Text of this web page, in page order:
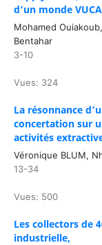
d’un monde VUCA
Mohamed
Bentahar
3-10
Vues: 324
La résonnance
concertation sur
activités
Véronique BLUM,
13-34
Vues: 500
Les collectors de
industrielle,